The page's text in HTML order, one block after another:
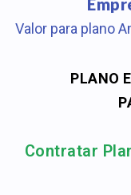
Valor para plano
PLANO
Contratar